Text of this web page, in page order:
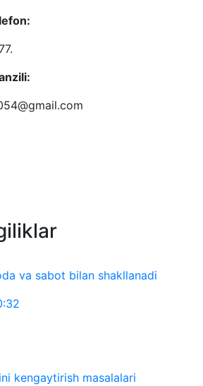
va sabot bilan shakllanadi
kengaytirish masalalari